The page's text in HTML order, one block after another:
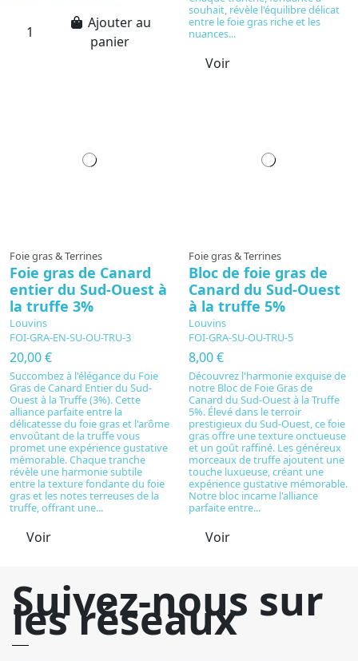
Ajouter au
panier
souhait, révèle l'équilibre délicat
entre le foie gras riche et les
nuances...
Voir
Foie gras & Terrines
Foie gras de Canard
entier du Sud-Ouest à
la truffe 3%
Louvins
FOI-GRA-EN-SU-OU-TRU-3
20,00 €
Succombez à l'élégance du Foie
Gras de Canard Entier du Sud-
Ouest à la Truffe (3%). Cette
alliance parfaite entre la
délicatesse du foie gras et l'arôme
envoûtant de la truffe vous
promet une expérience gustative
mémorable. Chaque tranche
révèle une harmonie subtile
entre la texture fondante du foie
gras et les notes terreuses de la
truffe, offrant une...
Voir
Foie gras & Terrines
Bloc de foie gras de
Canard du Sud-Ouest
à la truffe 5%
Louvins
FOI-GRA-SU-OU-TRU-5
8,00 €
Découvrez l'harmonie exquise de
notre Bloc de Foie Gras de
Canard du Sud-Ouest à la Truffe
5%. Élevé dans le terroir
prestigieux du Sud-Ouest, ce foie
gras offre une texture onctueuse
et un goût raffiné. Les généreux
morceaux de truffe ajoutent une
touche luxueuse, créant une
expérience gustative mémorable.
Notre bloc incarne l'alliance
parfaite entre...
Voir
Suivez-nous sur
les réseaux